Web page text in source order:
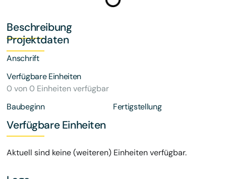
Beschreibung
Projektdaten
Anschrift
Baubeginn Fertigstellung
Verfügbare Einheiten
0 von 0 Einheiten verfügbar
Verfügbare Einheiten
Aktuell sind keine (weiteren) Einheiten verfügbar.